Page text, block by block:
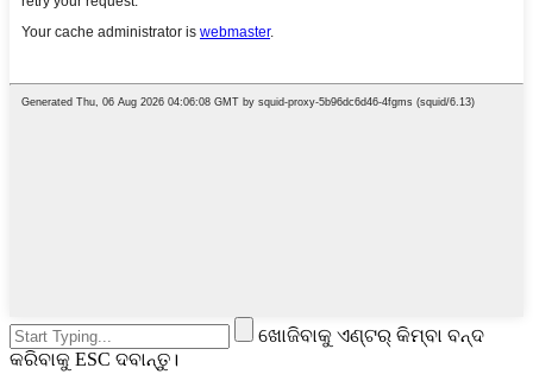
ଖୋଜିବାକୁ ଏଣ୍ଟର୍ କିମ୍ବା ବନ୍ଦ
କରିବାକୁ ESC ଦବାନ୍ତୁ।